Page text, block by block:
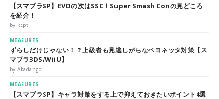
【スマブラSP】EVOの次はSSC！Super Smash Conの見どころ
を紹介！
by kept
MEASURES
ずらしだけじゃない！？上級者も見逃しがちなベヨネッタ対策【ス
マブラ3DS/WiiU】
by Abadango
MEASURES
【スマブラSP】キャラ対策をする上で抑えておきたいポイント4選